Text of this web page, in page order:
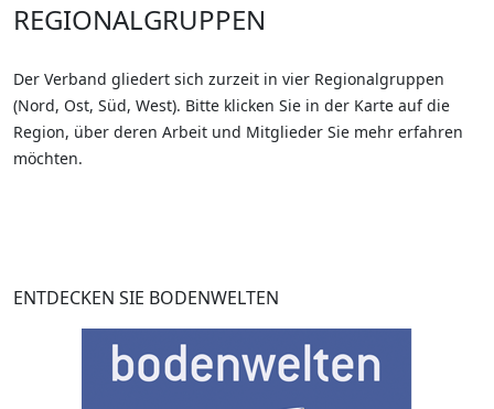
REGIONALGRUPPEN
Der Verband gliedert sich zurzeit in vier Regionalgruppen
(Nord, Ost, Süd, West). Bitte klicken Sie in der Karte auf die
Region, über deren Arbeit und Mitglieder Sie mehr erfahren
möchten.
ENTDECKEN SIE BODENWELTEN